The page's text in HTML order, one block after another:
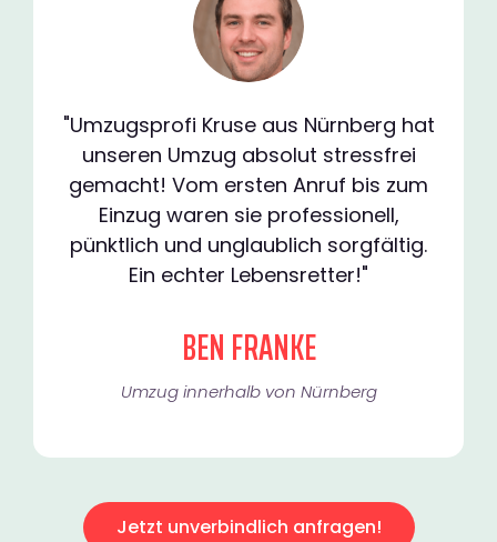
"Umzugsprofi Kruse aus Nürnberg hat
unseren Umzug absolut stressfrei
gemacht! Vom ersten Anruf bis zum
Einzug waren sie professionell,
pünktlich und unglaublich sorgfältig.
Ein echter Lebensretter!"
BEN FRANKE
Umzug innerhalb von Nürnberg​
Jetzt unverbindlich anfragen!